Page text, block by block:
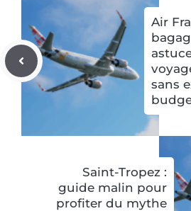
Air
sans
Saint-Tropez :
guide malin pour
profiter du mythe